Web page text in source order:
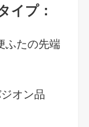
イプ：
ふたの先端
オン品